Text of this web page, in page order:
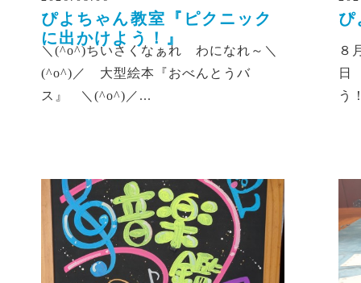
ぴよちゃん教室『ピクニック
に出かけよう！』
＼(^o^)ちいさくなぁれ わになれ～ ＼
(^o^)／ 大型絵本『おべんとうバ
ス』
＼(^o^)／...
ぴ
８
日
う